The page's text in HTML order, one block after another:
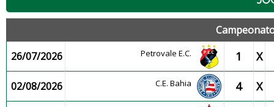
26/07/2026
Petrovale E.C. 1 X
02/08/2026 C.E. Bahia 4 X